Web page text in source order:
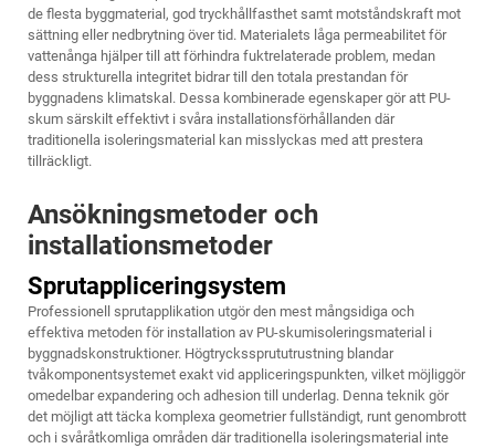
de flesta byggmaterial, god tryckhållfasthet samt motståndskraft mot
sättning eller nedbrytning över tid. Materialets låga permeabilitet för
vattenånga hjälper till att förhindra fuktrelaterade problem, medan
dess strukturella integritet bidrar till den totala prestandan för
byggnadens klimatskal. Dessa kombinerade egenskaper gör att PU-
skum särskilt effektivt i svåra installationsförhållanden där
traditionella isoleringsmaterial kan misslyckas med att prestera
tillräckligt.
Ansökningsmetoder och
installationsmetoder
Sprutappliceringsystem
Professionell sprutapplikation utgör den mest mångsidiga och
effektiva metoden för installation av PU-skumisoleringsmaterial i
byggnadskonstruktioner. Högtryckssprututrustning blandar
tvåkomponentsystemet exakt vid appliceringspunkten, vilket möjliggör
omedelbar expandering och adhesion till underlag. Denna teknik gör
det möjligt att täcka komplexa geometrier fullständigt, runt genombrott
och i svåråtkomliga områden där traditionella isoleringsmaterial inte